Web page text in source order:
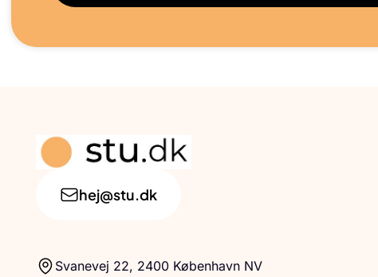
hej@stu.dk
Svanevej 22, 2400 København NV